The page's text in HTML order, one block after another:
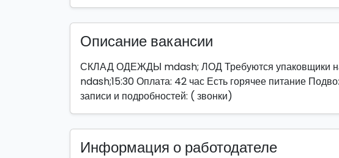
Описание вакансии
СКЛАД ОДЕЖДЫ mdash; ЛОД Требуются упаковщики
ndash;15:30 Оплата: 42 час Есть горячее питание
записи и подробностей: ( звонки)
Информация о работодателе